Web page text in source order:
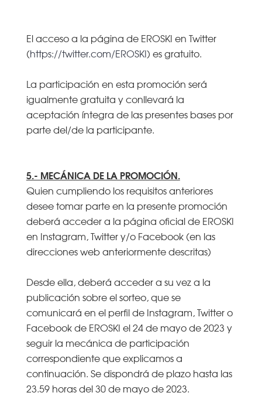
El acceso a la página de EROSKI en Twitter
(https://twitter.com/EROSKI) es gratuito.
La participación en esta promoción será
igualmente gratuita y conllevará la
aceptación íntegra de las presentes bases por
parte del/de la participante.
5.- MECÁNICA DE LA PROMOCIÓN.
Quien cumpliendo los requisitos anteriores
desee tomar parte en la presente promoción
deberá acceder a la página oficial de EROSKI
en Instagram, Twitter y/o Facebook (en las
direcciones web anteriormente descritas)
Desde ella, deberá acceder a su vez a la
publicación sobre el sorteo, que se
comunicará en el perfil de Instagram, Twitter o
Facebook de EROSKI el 24 de mayo de 2023 y
seguir la mecánica de participación
correspondiente que explicamos a
continuación. Se dispondrá de plazo hasta las
23.59 horas del 30 de mayo de 2023.